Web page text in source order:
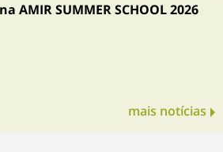
AMIR SUMMER SCHOOL 2026
mais notícias